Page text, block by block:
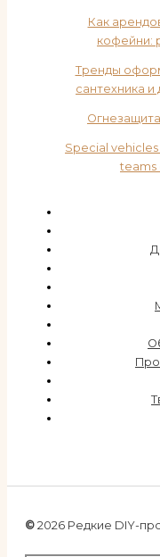
Как
кофейни:
Тренды
сантехника
Special
teams
© 2026 Редкие DIY-